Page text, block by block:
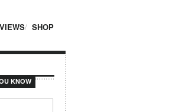
SHOP
KNOW